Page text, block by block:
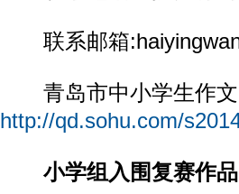
联系邮箱
青岛市中小学生作文
http://qd.sohu.com/
小学组入围复赛作